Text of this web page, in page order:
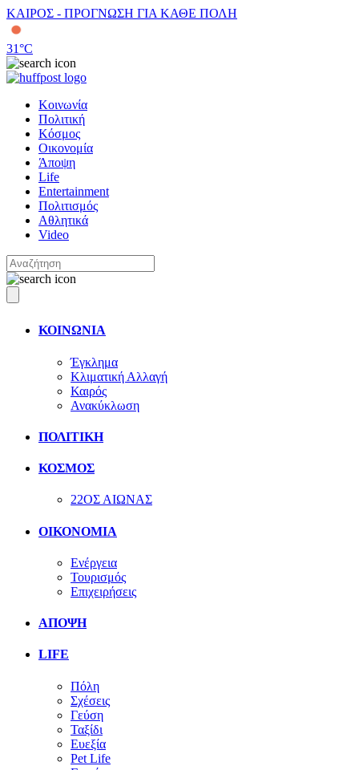
ΚΑΙΡΟΣ - ΠΡΟΓΝΩΣΗ ΓΙΑ ΚΑΘΕ ΠΟΛΗ
31°C
Κοινωνία
Πολιτική
Κόσμος
Οικονομία
Άποψη
Life
Entertainment
Πολιτισμός
Αθλητικά
Video
ΚΟΙΝΩΝΙΑ
Έγκλημα
Κλιματική Αλλαγή
Καιρός
Ανακύκλωση
ΠΟΛΙΤΙΚΗ
ΚΟΣΜΟΣ
22ΟΣ ΑΙΩΝΑΣ
ΟΙΚΟΝΟΜΙΑ
Ενέργεια
Τουρισμός
Επιχειρήσεις
ΑΠΟΨΗ
LIFE
Πόλη
Σχέσεις
Γεύση
Ταξίδι
Ευεξία
Pet Life